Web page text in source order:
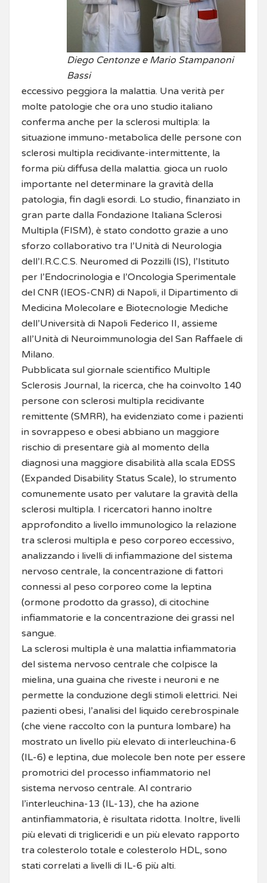
Diego Centonze e Mario Stampanoni
Bassi
eccessivo peggiora la malattia. Una verità per
molte patologie che ora uno studio italiano
conferma anche per la sclerosi multipla: la
situazione immuno-metabolica delle persone con
sclerosi multipla recidivante-intermittente, la
forma più diffusa della malattia. gioca un ruolo
importante nel determinare la gravità della
patologia, fin dagli esordi. Lo studio, finanziato in
gran parte dalla Fondazione Italiana Sclerosi
Multipla (FISM), è stato condotto grazie a uno
sforzo collaborativo tra l’Unità di Neurologia
dell’I.R.C.C.S. Neuromed di Pozzilli (IS), l’Istituto
per l’Endocrinologia e l’Oncologia Sperimentale
del CNR (IEOS-CNR) di Napoli, il Dipartimento di
Medicina Molecolare e Biotecnologie Mediche
dell’Università di Napoli Federico II, assieme
all’Unità di Neuroimmunologia del San Raffaele di
Milano.
Pubblicata sul giornale scientifico Multiple
Sclerosis Journal, la ricerca, che ha coinvolto 140
persone con sclerosi multipla recidivante
remittente (SMRR), ha evidenziato come i pazienti
in sovrappeso e obesi abbiano un maggiore
rischio di presentare già al momento della
diagnosi una maggiore disabilità alla scala EDSS
(Expanded Disability Status Scale), lo strumento
comunemente usato per valutare la gravità della
sclerosi multipla. I ricercatori hanno inoltre
approfondito a livello immunologico la relazione
tra sclerosi multipla e peso corporeo eccessivo,
analizzando i livelli di infiammazione del sistema
nervoso centrale, la concentrazione di fattori
connessi al peso corporeo come la leptina
(ormone prodotto da grasso), di citochine
infiammatorie e la concentrazione dei grassi nel
sangue.
La sclerosi multipla è una malattia infiammatoria
del sistema nervoso centrale che colpisce la
mielina, una guaina che riveste i neuroni e ne
permette la conduzione degli stimoli elettrici. Nei
pazienti obesi, l’analisi del liquido cerebrospinale
(che viene raccolto con la puntura lombare) ha
mostrato un livello più elevato di interleuchina-6
(IL-6) e leptina, due molecole ben note per essere
promotrici del processo infiammatorio nel
sistema nervoso centrale. Al contrario
l’interleuchina-13 (IL-13), che ha azione
antinfiammatoria, è risultata ridotta. Inoltre, livelli
più elevati di trigliceridi e un più elevato rapporto
tra colesterolo totale e colesterolo HDL, sono
stati correlati a livelli di IL-6 più alti.